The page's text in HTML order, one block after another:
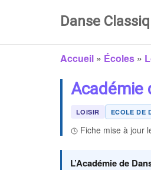
Danse
Accueil » Écoles »
Académie
LOISIR ECOLE DE
Fiche mise à jour
L’Académie de